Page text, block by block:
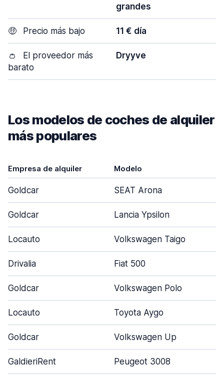
grandes
🤑 Precio más bajo 11 € día
👛
El proveedor más
barato
Dryyve
Los modelos de coches de alquiler
más populares
Empresa de alquiler Modelo
Goldcar SEAT Arona
Goldcar Lancia Ypsilon
Locauto Volkswagen Taigo
Drivalia Fiat 500
Goldcar Volkswagen Polo
Locauto Toyota Aygo
Goldcar Volkswagen Up
GaldieriRent Peugeot 3008